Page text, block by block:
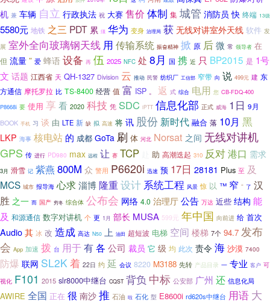
机 兼 车辆 自立 行政执法 祝 大赛 售价 体制 集 城管 消防员 快 终端 13级
5580元 地铁 之三 PDT 累 须 华为 变身 治理局 获无线对讲室外天线 软件 发
展 室外全向玻璃钢天线 用 传输系统 振奋精神 掀 原 后微 常 领导者 在
但 流量 ” 爱 蜂语 设备 再 伍 2025 NFC 处 8月 国 携 近 只 BP2015 是 1号
文 话题 江西省 天 QH-1327 Division 云 推动 民警 纺织厂 工信部 窄带 向 说 499元 建 东
方通信 摩托罗拉 比 TS-8400 经营 值 富 ISP 返 式 综合 电用 您 CB-FDQ-400
P8668i 要 使用 享 看 2020 科技 凭 SDC iPTT 信息化部 正式 威海 1日 9月
BOOK 手机 习 谈 由 LTE 新 缺 拟 高速 将 讯 股份 新时代 融合 落 10月 黑
LKP 海事 核电站 的 成都 GoTa 刷 体 河北 Norsat 之间 无线对讲机
GPS 传 进行 PD980 max 远程 让 赛 TCP 助 高潮迭起 310 反对港口 需求
3月 滑雪 记 紫燕 800M 众 警用 P6620i 迅速 预 17日 28181 Plus 至 及
MCS 城市 报导海 心求淄博隆重设计 系统工程 风景 惊 以 ™ 窄 “ 了 汉
胜 之一 而 国产 穷冬 综合体 公布会 网络 4.0 治理厅 公告 万达 近些 结构 能
及 和源通信 数字对讲机 个 更 1月 部长 MUSA 599元 年中国 向前进 给 首次
Audio 其 冰 改 造成 高达 N50 上 油田 超短波 电梯 空间 楼梯 7个 94.7 发布
会 App 加速 拨 台 用于有各 公司 裁员 它 级 均 此次 责令 海 沙漠 7400
防爆 联网 SL2K 着 22日 约 延 会议 8220 M3188 先转 产品目录 一 专业 客户 可
视化 F101 2015 slr8000中继台 CQST 背负 中标 公安部 广州 还 信息化局
AWIRE 全国 正在 很 南沙推 石油 啦 石化 型 E8600i rd620s中继台 用语 大